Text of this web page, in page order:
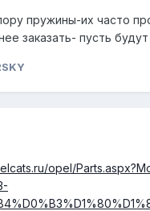
пружины-их часто
заказать- пусть будут
opel/